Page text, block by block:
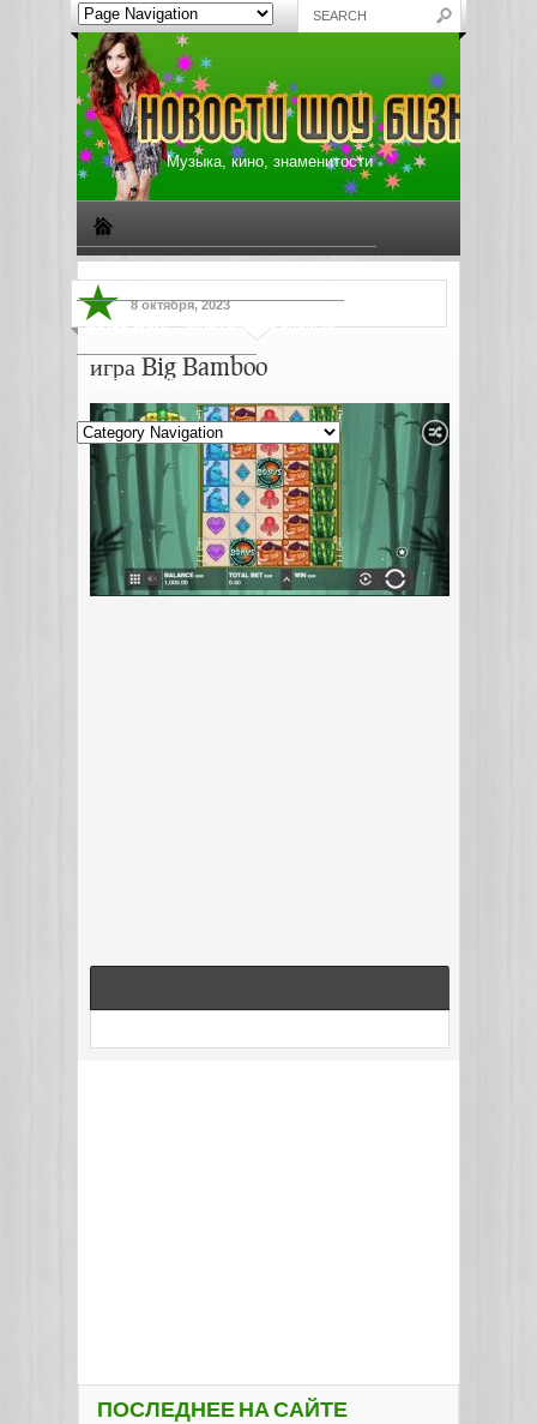
Музыка, кино, знаменитости
Жизнь звезд Музыкальные новости
Новости киноиндустрии
8 октября, 2023
игра Big Bamboo
ПОСЛЕДНЕЕ НА САЙТЕ